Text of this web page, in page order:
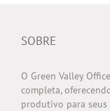
SOBRE
O Green Valley
completa,
produtivo para seus